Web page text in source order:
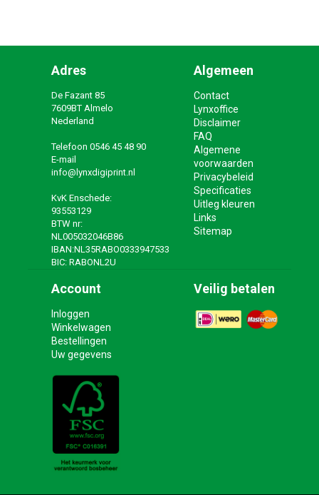
Adres
De Fazant 85
7609BT Almelo
Nederland
Telefoon 0546 45 48 90
E-mail
info@lynxdigiprint.nl
KvK Enschede:
93553129
BTW nr:
NL005032046B86
IBAN:NL35RABO0333947533
BIC: RABONL2U
Algemeen
Contact
Lynxoffice
Disclaimer
FAQ
Algemene
voorwaarden
Privacybeleid
Specificaties
Uitleg kleuren
Links
Sitemap
Account
Inloggen
Winkelwagen
Bestellingen
Uw gegevens
Veilig betalen